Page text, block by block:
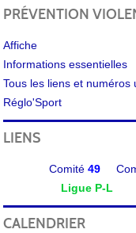
PRÉVENTION
Affiche
Informations essentielles
Tous les liens et numéros
Réglo'Sport
LIENS
Comité 49
Ligue P-L
CALENDRIER